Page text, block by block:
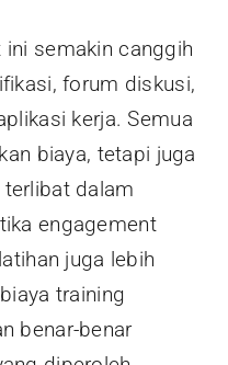
semakin canggih
forum diskusi,
kerja. Semua
biaya, tetapi juga
dalam
engagement
juga lebih
training
benar-benar